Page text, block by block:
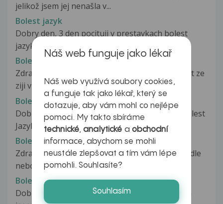
jelikož jsem jej nenašla v...
Bolest jazyk
Dobry den, 3 den pocituji v prestavkach bolest
jazyka, casto me bole za krkem...
Bolest jazyk
Zdravím.. jeste nez zacnu chtel bych podotknout ze
ziji v anglii ..mám prozbu...
Bolest Jazyka
Dobrý den, je mi 20 let a už dva dny mě trápí bolest
Jazyku. Tato bolest se...
Bolest jazyka
Zdravím, už nějakou dobu se mi po některém jídle
nebo pití udělají na jazyku...
Bolest jazyka
Dobrý večer, mám takový problém. Ode dneška
Náš web funguje jako lékař
Náš web využívá soubory cookies,
a funguje tak jako lékař, který se
dotazuje, aby vám mohl co nejlépe
pomoci. My takto sbíráme
technické,analytické a obchodní
informace, abychom se mohli
neustále zlepšovat a tím vám lépe
pomohli. Souhlasíte?
Souhlasím